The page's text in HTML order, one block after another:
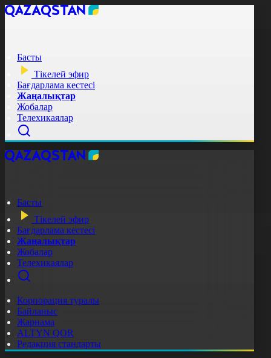
Басты
Тікелей эфир
Бағдарлама кестесі
Жаңалықтар
Жобалар
Телехикаялар
Басты
Тікелей эфир
Бағдарлама кестесі
Жаңалықтар
Жобалар
Телехикаялар
Корпорация туралы
Байланыс
Жарнама
ALTYN QOR
Редакция стандарты